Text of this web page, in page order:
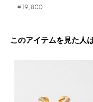
¥19,800
このアイテムを見た人